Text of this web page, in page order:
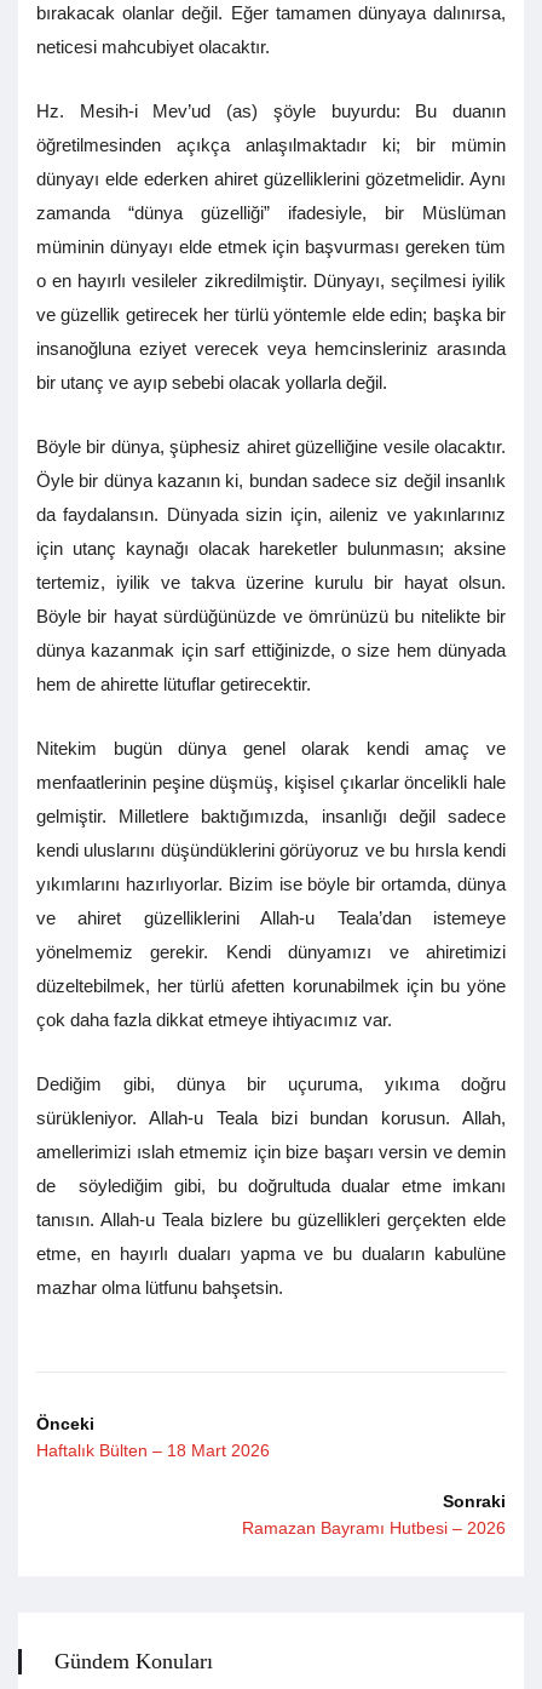
bırakacak olanlar değil. Eğer tamamen dünyaya dalınırsa,
neticesi mahcubiyet olacaktır.
Hz. Mesih-i Mev’ud (as) şöyle buyurdu: Bu duanın
öğretilmesinden açıkça anlaşılmaktadır ki; bir mümin
dünyayı elde ederken ahiret güzelliklerini gözetmelidir. Aynı
zamanda “dünya güzelliği” ifadesiyle, bir Müslüman
müminin dünyayı elde etmek için başvurması gereken tüm
o en hayırlı vesileler zikredilmiştir. Dünyayı, seçilmesi iyilik
ve güzellik getirecek her türlü yöntemle elde edin; başka bir
insanoğluna eziyet verecek veya hemcinsleriniz arasında
bir utanç ve ayıp sebebi olacak yollarla değil.
Böyle bir dünya, şüphesiz ahiret güzelliğine vesile olacaktır.
Öyle bir dünya kazanın ki, bundan sadece siz değil insanlık
da faydalansın. Dünyada sizin için, aileniz ve yakınlarınız
için utanç kaynağı olacak hareketler bulunmasın; aksine
tertemiz, iyilik ve takva üzerine kurulu bir hayat olsun.
Böyle bir hayat sürdüğünüzde ve ömrünüzü bu nitelikte bir
dünya kazanmak için sarf ettiğinizde, o size hem dünyada
hem de ahirette lütuflar getirecektir.
Nitekim bugün dünya genel olarak kendi amaç ve
menfaatlerinin peşine düşmüş, kişisel çıkarlar öncelikli hale
gelmiştir. Milletlere baktığımızda, insanlığı değil sadece
kendi uluslarını düşündüklerini görüyoruz ve bu hırsla kendi
yıkımlarını hazırlıyorlar. Bizim ise böyle bir ortamda, dünya
ve ahiret güzelliklerini Allah-u Teala’dan istemeye
yönelmemiz gerekir. Kendi dünyamızı ve ahiretimizi
düzeltebilmek, her türlü afetten korunabilmek için bu yöne
çok daha fazla dikkat etmeye ihtiyacımız var.
Dediğim gibi, dünya bir uçuruma, yıkıma doğru
sürükleniyor. Allah-u Teala bizi bundan korusun. Allah,
amellerimizi ıslah etmemiz için bize başarı versin ve demin
de söylediğim gibi, bu doğrultuda dualar etme imkanı
tanısın. Allah-u Teala bizlere bu güzellikleri gerçekten elde
etme, en hayırlı duaları yapma ve bu duaların kabulüne
mazhar olma lütfunu bahşetsin.
Önceki
Haftalık Bülten – 18 Mart 2026
Sonraki
Ramazan Bayramı Hutbesi – 2026
Gündem Konuları